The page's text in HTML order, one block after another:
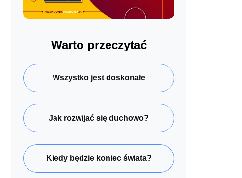
Warto przeczytać
Wszystko jest doskonałe
Jak rozwijać się duchowo?
Kiedy będzie koniec świata?